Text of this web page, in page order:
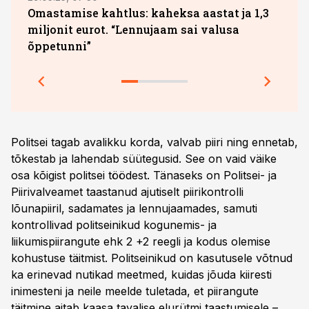
Omastamise kahtlus: kaheksa aastat ja 1,3
miljonit eurot. “Lennujaam sai valusa
õppetunni”
Politsei tagab avalikku korda, valvab piiri ning ennetab,
tõkestab ja lahendab süütegusid. See on vaid väike
osa kõigist politsei töödest. Tänaseks on Politsei- ja
Piirivalveamet taastanud ajutiselt piirikontrolli
lõunapiiril, sadamates ja lennujaamades, samuti
kontrollivad politseinikud kogunemis- ja
liikumispiirangute ehk 2 +2 reegli ja kodus olemise
kohustuse täitmist. Politseinikud on kasutusele võtnud
ka erinevad nutikad meetmed, kuidas jõuda kiiresti
inimesteni ja neile meelde tuletada, et piirangute